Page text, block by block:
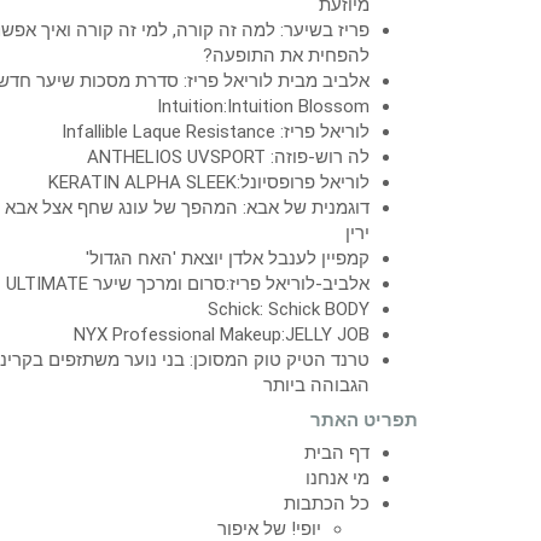
מיוזעת
פריז בשיער: למה זה קורה, למי זה קורה ואיך
להפחית את התופעה?
אלביב מבית לוריאל פריז: סדרת מסכות שיער
Intuition:Intuition Blossom
לוריאל פריז: Infallible Laque Resistance
לה רוש-פוזה: ANTHELIOS UVSPORT
לוריאל פרופסיונל:KERATIN ALPHA SLEEK
דוגמנית של אבא: המהפך של עונג שחף אצל אבא
ירין
קמפיין לענבל אלדן יוצאת 'האח הגדול'
אלביב-לוריאל פריז:סרום ומרכך שיער ULTIMATE
Schick: Schick BODY
NYX Professional Makeup:JELLY JOB
טרנד הטיק טוק המסוכן: בני נוער משתזפים
הגבוהה ביותר
תפריט האתר
דף הבית
מי אנחנו
כל הכתבות
יופי! של איפור